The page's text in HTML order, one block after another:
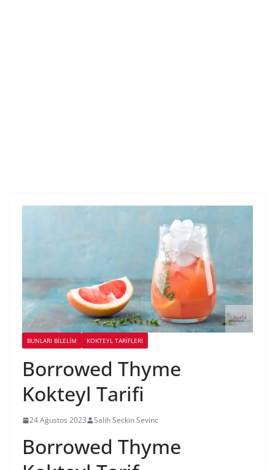
BUNLARI BILELIM KOKTEYL TARIFLERI
Borrowed Thyme
Kokteyl Tarifi
24 Ağustos 2023 Salih Seckin Sevinc
Borrowed Thyme